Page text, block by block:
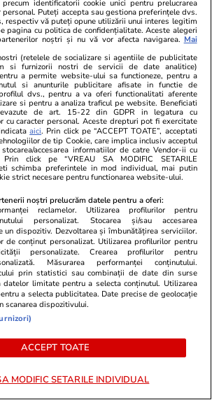
la presa
și
15 iul.
aromatice
01 aug.
la bloc, fără
fum
identificatorii cookie unici pentru prelucrarea
personal. Puteți accepta sau gestiona preferințele dvs.
respectiv vă puteți opune utilizării unui interes legitim
pagina cu politica de confidențialitate. Aceste alegeri
noștri și nu vă vor afecta navigarea. Mai
(retelele de socializare si agentiile de publicitate
si furnizorii nostri de servicii de date analitice)
a permite website-ului sa functioneze, pentru a
si anunturile publicitare afisate in functie de
dvs., pentru a va oferi functionalitati aferente
si pentru a analiza traficul pe website. Beneficiati
de art. 15-22 din GDPR in legatura cu
cu caracter personal. Aceste drepturi pot fi exercitate
aici. Prin click pe “ACCEPT TOATE”, acceptati
de tip Cookie, care implica inclusiv acceptul
accesarea informatiilor de catre Vendor-ii cu
Prin click pe “VREAU SA MODIFIC SETARILE
schimba preferintele in mod individual, mai putin
strict necesare pentru functionarea website-ului.
noștri prelucrăm datele pentru a oferi:
reclamelor. Utilizarea profilurilor pentru
personalizat. Stocarea și/sau accesarea
un dispozitiv. Dezvoltarea și îmbunătățirea serviciilor.
de conținut personalizat. Utilizarea profilurilor pentru
personalizate. Crearea profilurilor pentru
Măsurarea performanței conținutului.
prin statistici sau combinații de date din surse
limitate pentru a selecta conținutul. Utilizarea
a selecta publicitatea. Date precise de geolocație
scanarea dispozitivului.
ACCEPT TOATE
MODIFIC SETARILE INDIVIDUAL